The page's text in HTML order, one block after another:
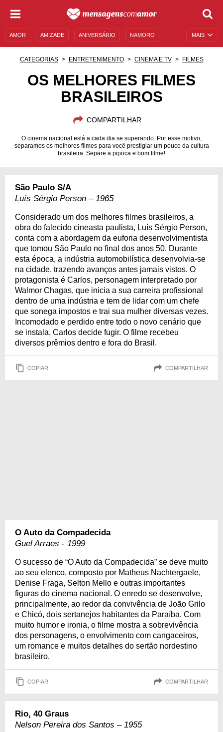
MAIS
AMOR AMIZADE ANIVERSÁRIO NAMORO
MENSAGENS E FRASES MENSAGENS DE ANIVERSÁRIO
CATEGORIAS ENTRETENIMENTO CINEMA E TV FILMES
OS MELHORES FILMES
BRASILEIROS
COMPARTILHAR
O cinema nacional está a cada dia se superando. Por esse motivo,
separamos os melhores filmes para você prestigiar um pouco da cultura
brasileira. Separe a pipoca e bom filme!
São Paulo S/A
Luís Sérgio Person – 1965
Considerado um dos melhores filmes brasileiros, a
obra do falecido cineasta paulista, Luís Sérgio Person,
conta com a abordagem da euforia desenvolvimentista
que tomou São Paulo no final dos anos 50. Durante
esta época, a indústria automobilística desenvolvia-se
na cidade, trazendo avanços antes jamais vistos. O
protagonista é Carlos, personagem interpretado por
Walmor Chagas, que inicia a sua carreira profissional
dentro de uma indústria e tem de lidar com um chefe
que sonega impostos e trai sua mulher diversas vezes.
Incomodado e perdido entre todo o novo cenário que
se instala, Carlos decide fugir. O filme recebeu
diversos prêmios dentro e fora do Brasil.
COPIAR COMPARTILHAR
O Auto da Compadecida
Guel Arraes - 1999
O sucesso de “O Auto da Compadecida” se deve muito
ao seu elenco, composto por Matheus Nachtergaele,
Denise Fraga, Selton Mello e outras importantes
figuras do cinema nacional. O enredo se desenvolve,
principalmente, ao redor da convivência de João Grilo
e Chicó, dois sertanejos habitantes da Paraíba. Com
muito humor e ironia, o filme mostra a sobrevivência
dos personagens, o envolvimento com cangaceiros,
um romance e muitos detalhes do sertão nordestino
brasileiro.
COPIAR COMPARTILHAR
Rio, 40 Graus
Nelson Pereira dos Santos – 1955